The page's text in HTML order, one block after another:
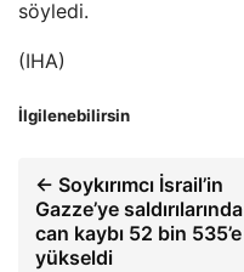
söyledi.
(IHA)
İlgilenebilirsin
← Soykırımcı İsrail’in
Gazze’ye saldırılarında
can kaybı 52 bin 535’e
yükseldi